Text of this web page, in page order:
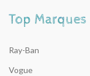
Ray-Ban
Vogue